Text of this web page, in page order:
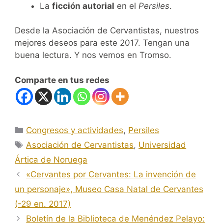
La ficción autorial en el Persiles.
Desde la Asociación de Cervantistas, nuestros
mejores deseos para este 2017. Tengan una
buena lectura. Y nos vemos en Tromso.
Comparte en tus redes
Categorías
Congresos y actividades, Persiles
Etiquetas
Asociación de Cervantistas, Universidad
Ártica de Noruega
«Cervantes por Cervantes: La invención de
un personaje», Museo Casa Natal de Cervantes
(-29 en. 2017)
Boletín de la Biblioteca de Menéndez Pelayo: